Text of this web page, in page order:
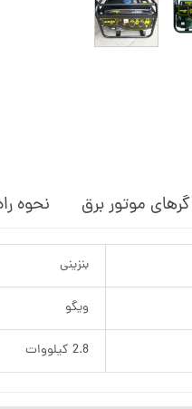
موتور برق نحوه
بنزینی
ویگو
2.8 کیلووات